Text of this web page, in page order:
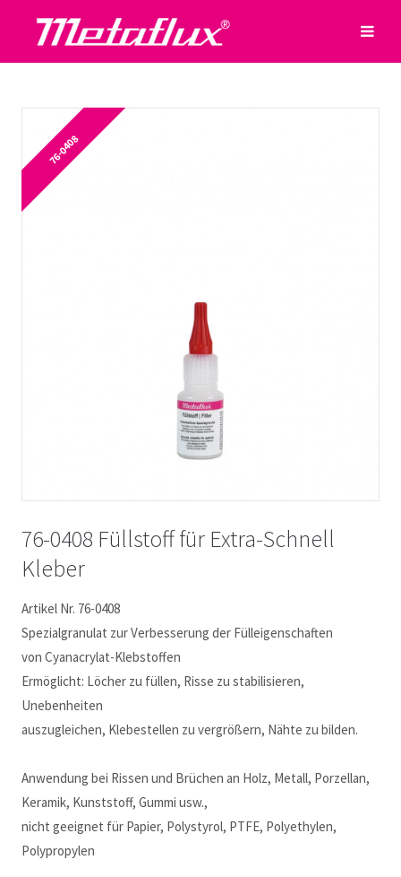
76-0408
76-0408 Füllstoff für Extra-Schnell
Kleber
Artikel Nr. 76-0408
Spezialgranulat zur Verbesserung der Fülleigenschaften
von Cyanacrylat-Klebstoffen
Ermöglicht: Löcher zu füllen, Risse zu stabilisieren,
Unebenheiten
auszugleichen, Klebestellen zu vergrößern, Nähte zu bilden.
Anwendung bei Rissen und Brüchen an Holz, Metall, Porzellan,
Keramik, Kunststoff, Gummi usw.,
nicht geeignet für Papier, Polystyrol, PTFE, Polyethylen,
Polypropylen